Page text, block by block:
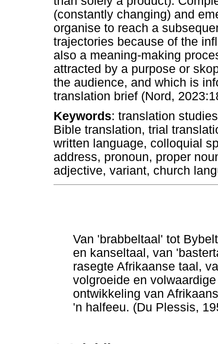
(constantly changing) and
organise to reach a
trajectories because of the
also a meaning-making
attracted by a purpose or
the audience, and which is
translation brief (Nord,
Keywords: translation
Bible translation, trial
written language, colloquial
address, pronoun, proper
adjective, variant, church
Van 'brabbeltaal' tot
en kanseltaal, van
rasegte Afrikaanse taal,
volgroeide en
ontwikkeling van
'n halfeeu. (Du Plessis,